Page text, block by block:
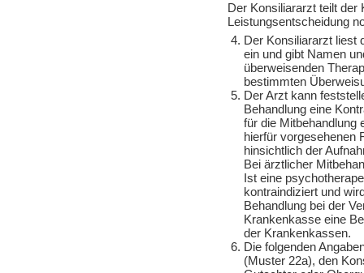
Der Konsiliararzt teilt der
Leistungsentscheidung
Der Konsiliararzt liest
ein und gibt Namen
überweisenden
bestimmten
Der Arzt kann
Behandlung eine
für die Mitbehandlung
hierfür vorgesehenen
hinsichtlich der
Bei ärztlicher
Ist eine
kontraindiziert und
Behandlung bei der
Krankenkasse eine
der Krankenkassen.
Die folgenden
(Muster 22a), den